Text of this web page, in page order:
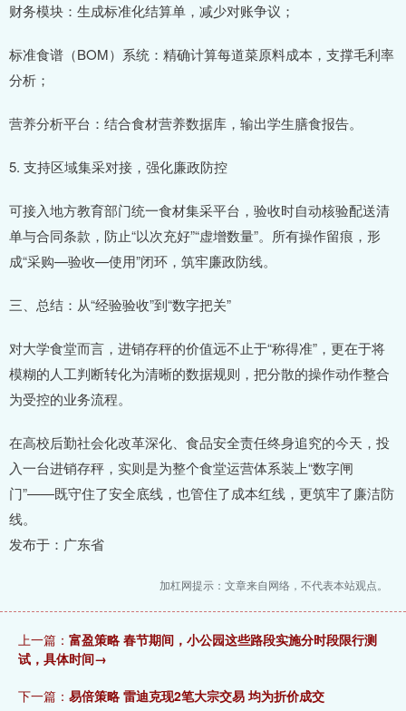
财务模块：生成标准化结算单，减少对账争议；
标准食谱（BOM）系统：精确计算每道菜原料成本，支撑毛利率
分析；
营养分析平台：结合食材营养数据库，输出学生膳食报告。
5. 支持区域集采对接，强化廉政防控
可接入地方教育部门统一食材集采平台，验收时自动核验配送清
单与合同条款，防止“以次充好”“虚增数量”。所有操作留痕，形
成“采购—验收—使用”闭环，筑牢廉政防线。
三、总结：从“经验验收”到“数字把关”
对大学食堂而言，进销存秤的价值远不止于“称得准”，更在于将
模糊的人工判断转化为清晰的数据规则，把分散的操作动作整合
为受控的业务流程。
在高校后勤社会化改革深化、食品安全责任终身追究的今天，投
入一台进销存秤，实则是为整个食堂运营体系装上“数字闸
门”——既守住了安全底线，也管住了成本红线，更筑牢了廉洁防
线。
发布于：广东省
加杠网提示：文章来自网络，不代表本站观点。
上一篇： 富盈策略 春节期间，小公园这些路段实施分时段限行测
试，具体时间→
下一篇： 易倍策略 雷迪克现2笔大宗交易 均为折价成交